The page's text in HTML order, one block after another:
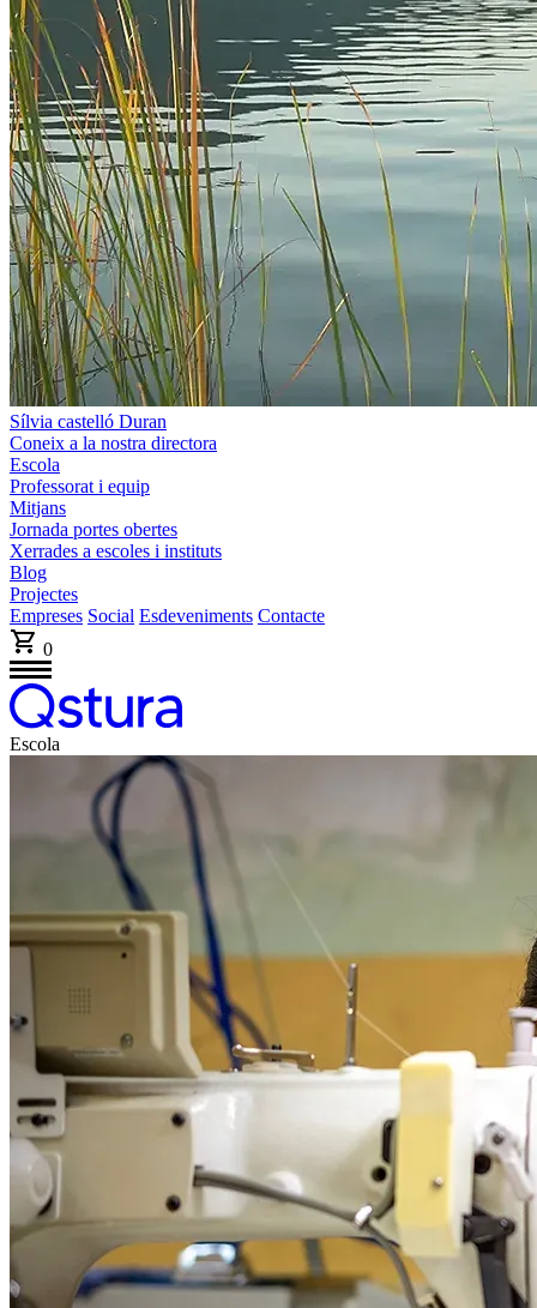
Sílvia castelló Duran
Coneix a la nostra directora
Escola
Professorat i equip
Mitjans
Jornada portes obertes
Xerrades a escoles i instituts
Blog
Projectes
Empreses Social Esdeveniments Contacte
0
Escola